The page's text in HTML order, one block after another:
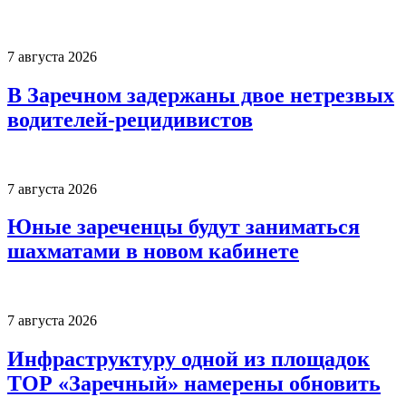
7 августа 2026
В Заречном задержаны двое нетрезвых
водителей-рецидивистов
7 августа 2026
Юные зареченцы будут заниматься
шахматами в новом кабинете
7 августа 2026
Инфраструктуру одной из площадок
ТОР «Заречный» намерены обновить